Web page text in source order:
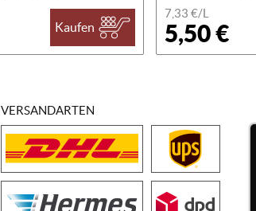
Kaufen
7,33 €/L
5,50 €
VERSANDARTEN